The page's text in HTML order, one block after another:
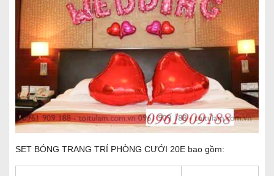
SET BÓNG TRANG TRÍ PHÒNG CƯỚI 20E bao gồm: